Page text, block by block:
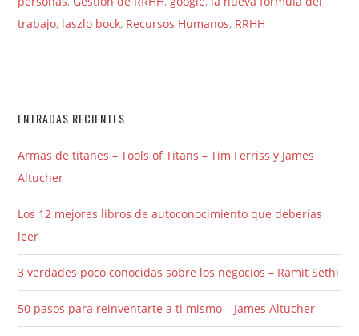
trabajo, laszlo bock, Recursos Humanos, RRHH
ENTRADAS RECIENTES
Armas de titanes – Tools of Titans – Tim Ferriss y James
Altucher
Los 12 mejores libros de autoconocimiento que deberías
leer
3 verdades poco conocidas sobre los negocios – Ramit Sethi
50 pasos para reinventarte a ti mismo – James Altucher